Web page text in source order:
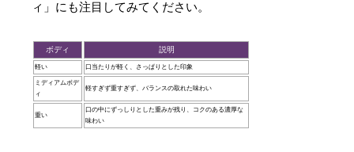
ィ」にも注目してみてください。
ボディ 説明
軽い 口当たりが軽く、さっぱりとした印象
ミディアムボデ
ィ
軽すぎず重すぎず、バランスの取れた味わい
重い
口の中にずっしりとした重みが残り、コクのある濃厚な
味わい